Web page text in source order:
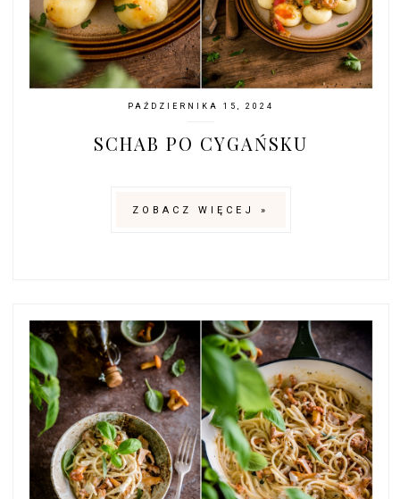
PAŹDZIERNIKA 15, 2024
SCHAB PO CYGAŃSKU
ZOBACZ WIĘCEJ »